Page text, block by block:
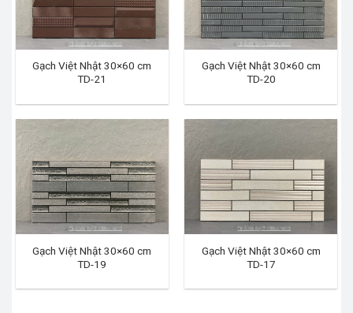
Gạch Việt Nhật 30×60 cm
TD-21
Gạch Việt Nhật 30×60 cm
TD-20
Gạch Việt Nhật 30×60 cm
TD-19
Gạch Việt Nhật 30×60 cm
TD-17